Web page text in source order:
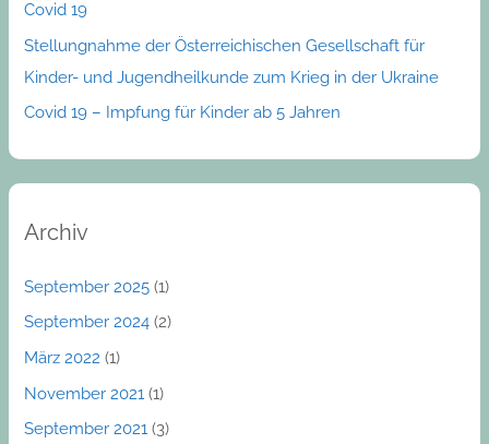
r
:
Covid 19
Stellungnahme der Österreichischen Gesellschaft für
Kinder- und Jugendheilkunde zum Krieg in der Ukraine
Covid 19 – Impfung für Kinder ab 5 Jahren
Archiv
September 2025 (1)
September 2024 (2)
März 2022 (1)
November 2021 (1)
September 2021 (3)